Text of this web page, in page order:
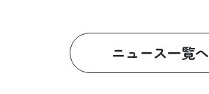
ニュース一覧へ